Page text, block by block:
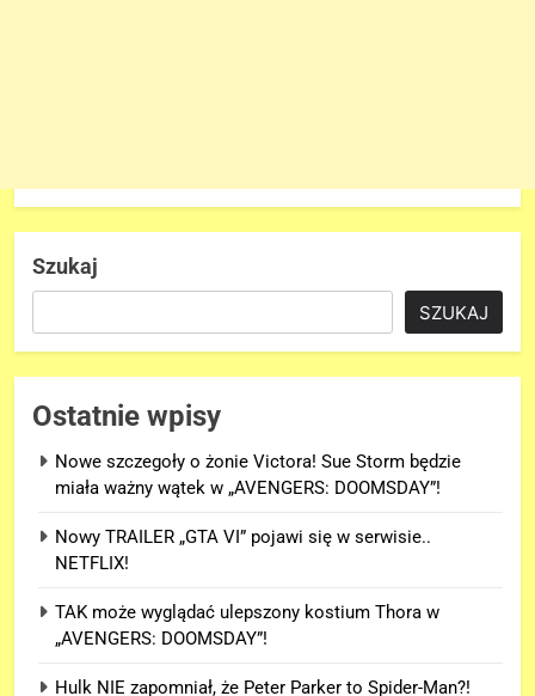
Szukaj
SZUKAJ
Ostatnie wpisy
Nowe szczegoły o żonie Victora! Sue Storm będzie
miała ważny wątek w „AVENGERS: DOOMSDAY”!
Nowy TRAILER „GTA VI” pojawi się w serwisie..
NETFLIX!
TAK może wyglądać ulepszony kostium Thora w
„AVENGERS: DOOMSDAY”!
Hulk NIE zapomniał, że Peter Parker to Spider-Man?!